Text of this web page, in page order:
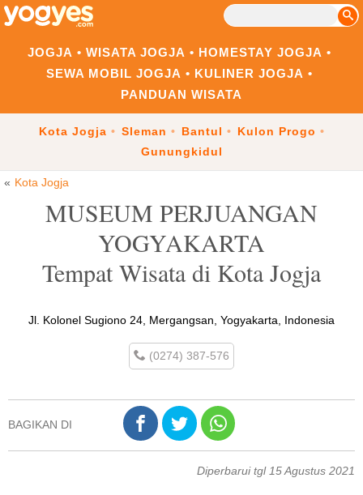
JOGJA WISATA JOGJA
HOMESTAY JOGJA
SEWA MOBIL JOGJA
KULINER JOGJA
PANDUAN WISATA
Kota Jogja Sleman Bantul
Kulon Progo
Gunungkidul
Kota Jogja
MUSEUM PERJUANGAN
YOGYAKARTA
Tempat Wisata di Kota Jogja
Jl. Kolonel Sugiono 24, Mergangsan, Yogyakarta, Indonesia
(0274) 387-576
BAGIKAN DI
Diperbarui tgl 15 Agustus 2021